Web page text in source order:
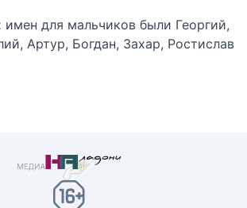
имен для мальчиков были Георгий,
Артур, Богдан, Захар, Ростислав